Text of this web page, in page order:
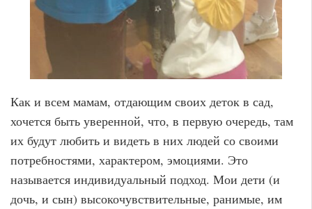
Как и всем мамам, отдающим своих деток в сад,
хочется быть уверенной, что, в первую очередь, там
их будут любить и видеть в них людей со своими
потребностями, характером, эмоциями. Это
называется индивидуальный подход. Мои дети (и
дочь, и сын) высокочувствительные, ранимые, им